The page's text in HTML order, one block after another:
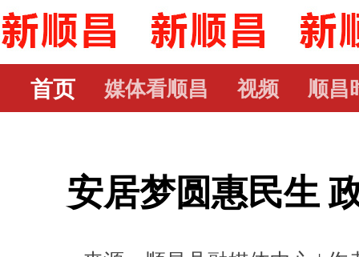
首页 媒体看顺昌 视频 顺昌
安居梦圆惠民生